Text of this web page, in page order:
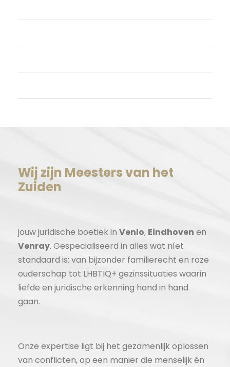
Wij zijn Meesters van het
Zuiden
jouw juridische boetiek in Venlo, Eindhoven en
Venray. Gespecialiseerd in alles wat níet
standaard is: van bijzonder familierecht en roze
ouderschap tot LHBTIQ+ gezinssituaties waarin
liefde en juridische erkenning hand in hand
gaan.
Onze expertise ligt bij het gezamenlijk oplossen
van conflicten, op een manier die menselijk én